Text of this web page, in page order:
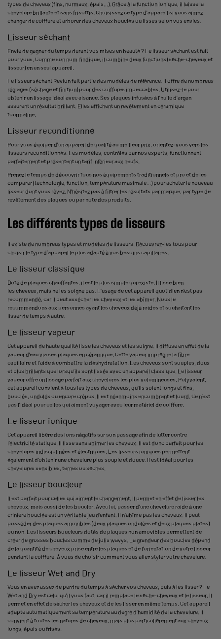
types de cheveux (fins, normaux, épais...). Grâce à la fonction ionique, il laisse la
chevelure brillante et sans frisottis. Choisissez ce type d'appareil si vous aimez
changer de coiffure et arborer des cheveux bouclés ou lisses selon vos envies.
Lisseur séchant
Envie de gagner du temps durant vos mises en beauté ? Le lisseur séchant est fait
pour vous. Comme son nom l'indique, il combine deux fonctions (sèche-cheveux et
lisseur) en un seul appareil.
Le lisseur séchant Revlon fait partie des modèles de référence. Il offre de nombreux
réglages (séchage et finition) pour des coiffures impeccables. Utilisez-le pour
obtenir un lissage idéal avec aisance. Ses plaques infusées à l'huile d'argan
assurent un résultat brillant. Elles affichent un revêtement en céramique
tourmaline.
Lisseur reconditionné
Pour vous équiper d'un appareil de qualité au meilleur prix, orientez-vous vers les
lisseurs reconditionnés. Les modèles, contrôlés par nos experts, fonctionnent
parfaitement et présentent un tarif inférieur aux neufs.
Prenez le temps de découvrir tous nos équipements traditionnels et pro et de les
comparer (technologie, fonction, température maximale...) pour acheter le nouveau
lisseur dont vous rêvez. N'hésitez pas à filtrer les résultats par marque, par type de
revêtement des plaques ou par note des produits.
Les différents types de lisseurs
Il existe de nombreux types et modèles de lisseurs. Découvrez-les tous pour
choisir le type d’appareil le plus adapté à vos besoins capillaires.
Le lisseur classique
Doté de plaques chauffantes, il est le plus simple qui existe. Il lisse bien
les cheveux, mais ne les soigne pas. L’usage de cet appareil quotidien n’est pas
recommandé, car il peut assécher les cheveux et les abîmer. Nous le
recommandons aux personnes ayant les cheveux déjà raides et souhaitant les
lisser de temps à autre.
Le lisseur vapeur
Cet appareil de haute qualité lisse les cheveux et les soigne. Il diffuse en effet de la
vapeur d’eau via ses plaques en céramique. Cette vapeur imprègne la fibre
capillaire et l’aide à combattre la déshydratation. Les cheveux sont souples, doux
et plus brillants que lorsqu’ils sont lissés avec un appareil classique. Le lisseur
vapeur offre un lissage parfait aux chevelures les plus volumineuses. Polyvalent,
cet appareil convient à tous les types de cheveux, qu’ils soient longs et fins,
bouclés, ondulés ou encore crépus. Il est néanmoins encombrant et lourd. Ce n’est
pas l'idéal pour celles qui aiment voyager avec leur matériel de coiffure.
Le lisseur ionique
Cet appareil libère des ions négatifs sur son passage afin de lutter contre
l’électricité statique. Il lisse sans abîmer les cheveux. Il est donc parfait pour les
chevelures indisciplinées et électriques. Les lisseurs ioniques permettent
également d’obtenir une chevelure plus souple et douce. Il est idéal pour les
chevelures sensibles, ternes ou sèches.
Le lisseur boucleur
Il est parfait pour celles qui aiment le changement. Il permet en effet de lisser les
cheveux, mais aussi de les boucler. Avec lui, passer d’une chevelure raide à une
crinière bouclée est un véritable jeu d’enfant. Il n’abîme pas les cheveux. Il peut
posséder des plaques amovibles (deux plaques ondulées et deux plaques plates)
ou non. Les lisseurs boucleurs dotés de plaques non amovibles permettent de
créer de grosses boucles comme de jolis wavys. La grandeur des boucles dépend
de la quantité de cheveux prise entre les plaques et de l’orientation de votre lisseur
pendant la coiffure. À vous de choisir comment vous allez styler votre chevelure.
Le lisseur Wet and Dry
Vous en avez assez de perdre du temps à sécher vos cheveux, puis à les lisser ? Le
Wet and Dry est celui qu’il vous faut, car il remplace le sèche-cheveux et le lisseur. Il
permet en effet de sécher les cheveux et de les lisser en même temps. Cet appareil
adapte automatiquement sa température au degré d’humidité de la chevelure. Il
convient à toutes les natures de cheveux, mais plus particulièrement aux cheveux
longs, épais ou frisés.